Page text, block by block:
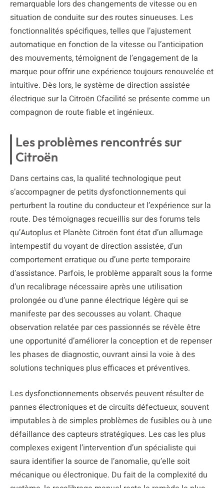
remarquable lors des changements de vitesse ou en
situation de conduite sur des routes sinueuses. Les
fonctionnalités spécifiques, telles que l’ajustement
automatique en fonction de la vitesse ou l’anticipation
des mouvements, témoignent de l’engagement de la
marque pour offrir une expérience toujours renouvelée et
intuitive. Dès lors, le système de direction assistée
électrique sur la Citroën Cfacilité se présente comme un
compagnon de route fiable et ingénieux.
Les problèmes rencontrés sur
Citroën
Dans certains cas, la qualité technologique peut
s’accompagner de petits dysfonctionnements qui
perturbent la routine du conducteur et l’expérience sur la
route. Des témoignages recueillis sur des forums tels
qu’Autoplus et Planète Citroën font état d’un allumage
intempestif du voyant de direction assistée, d’un
comportement erratique ou d’une perte temporaire
d’assistance. Parfois, le problème apparaît sous la forme
d’un recalibrage nécessaire après une utilisation
prolongée ou d’une panne électrique légère qui se
manifeste par des secousses au volant. Chaque
observation relatée par ces passionnés se révèle être
une opportunité d’améliorer la conception et de repenser
les phases de diagnostic, ouvrant ainsi la voie à des
solutions techniques plus efficaces et préventives.
Les dysfonctionnements observés peuvent résulter de
pannes électroniques et de circuits défectueux, souvent
imputables à de simples problèmes de fusibles ou à une
défaillance des capteurs stratégiques. Les cas les plus
complexes exigent l’intervention d’un spécialiste qui
saura identifier la source de l’anomalie, qu’elle soit
mécanique ou électronique. Du fait de la complexité du